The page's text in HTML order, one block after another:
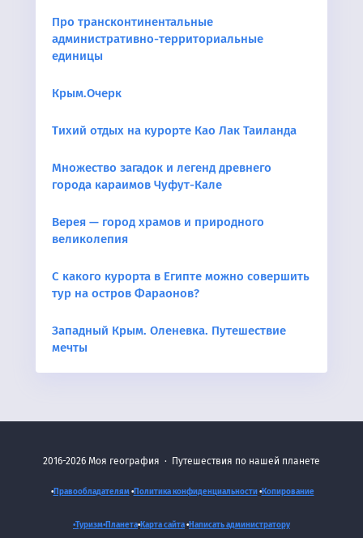
Про трансконтинентальные
административно-территориальные
единицы
Крым.Очерк
Тихий отдых на курорте Као Лак Таиланда
Множество загадок и легенд древнего
города караимов Чуфут-Кале
Верея — город храмов и природного
великолепия
С какого курорта в Египте можно совершить
тур на остров Фараонов?
Западный Крым. Оленевка. Путешествие
мечты
2016-2026 Моя география · Путешествия по нашей планете
•Правообладателям•Политика конфиденциальности•Копирование
•Туризм•Планета•Карта сайта•Написать администратору